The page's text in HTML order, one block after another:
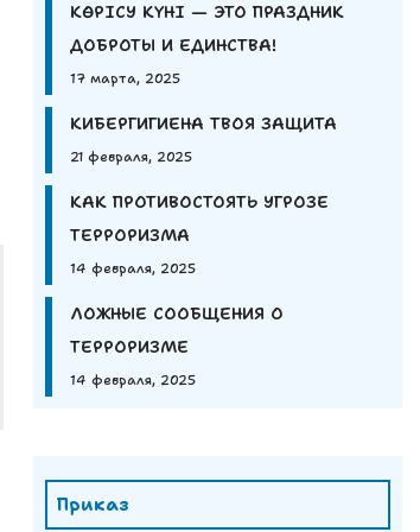
КӨРІСУ КҮНІ — ЭТО ПРАЗДНИК
ДОБРОТЫ И ЕДИНСТВА!
17 марта, 2025
КИБЕРГИГИЕНА ТВОЯ ЗАЩИТА
21 февраля, 2025
КАК ПРОТИВОСТОЯТЬ УГРОЗЕ
ТЕРРОРИЗМА
14 февраля, 2025
ЛОЖНЫЕ СООБЩЕНИЯ О
ТЕРРОРИЗМЕ
14 февраля, 2025
Приказ